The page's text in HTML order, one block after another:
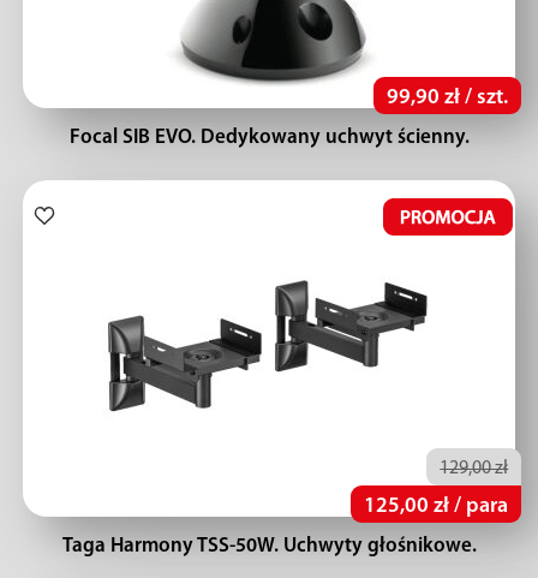
99,90 zł / szt.
Focal SIB EVO. Dedykowany uchwyt ścienny.
129,00 zł
125,00 zł / para
Taga Harmony TSS-50W. Uchwyty głośnikowe.